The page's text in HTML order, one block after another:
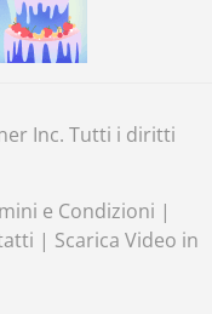
Inc. Tutti i diritti
e Condizioni |
| Scarica Video in